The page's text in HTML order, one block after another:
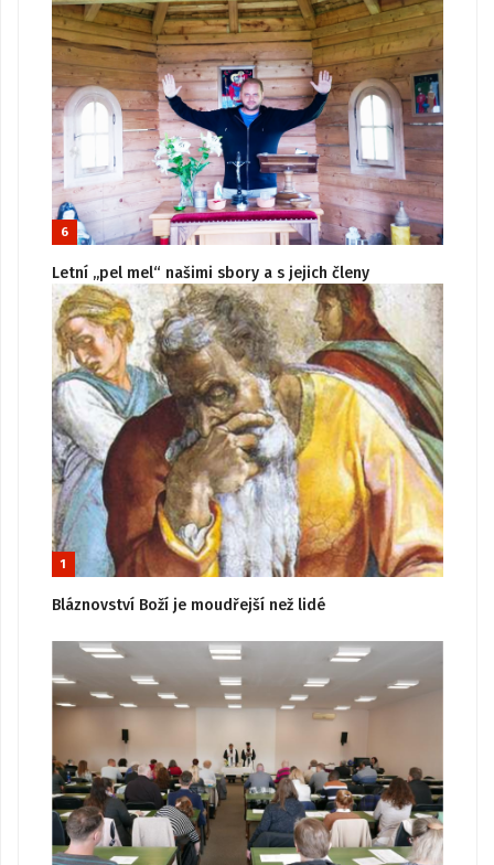
6
Letní „pel mel“ našimi sbory a s jejich členy
1
Bláznovství Boží je moudřejší než lidé